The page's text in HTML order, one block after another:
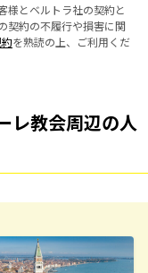
様とベルトラ社の契約と
契約の不履行や損害に関
約を熟読の上、ご利用くだ
レ教会周辺の人